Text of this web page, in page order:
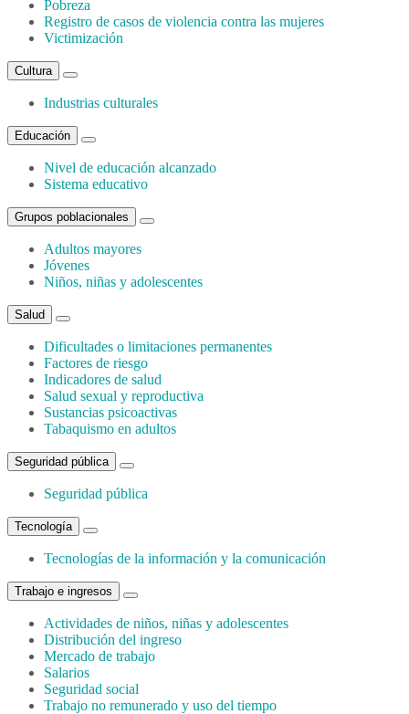
Pobreza
Registro de casos de violencia contra las mujeres
Victimización
Cultura
Industrias culturales
Educación
Nivel de educación alcanzado
Sistema educativo
Grupos poblacionales
Adultos mayores
Jóvenes
Niños, niñas y adolescentes
Salud
Dificultades o limitaciones permanentes
Factores de riesgo
Indicadores de salud
Salud sexual y reproductiva
Sustancias psicoactivas
Tabaquismo en adultos
Seguridad pública
Seguridad pública
Tecnología
Tecnologías de la información y la comunicación
Trabajo e ingresos
Actividades de niños, niñas y adolescentes
Distribución del ingreso
Mercado de trabajo
Salarios
Seguridad social
Trabajo no remunerado y uso del tiempo